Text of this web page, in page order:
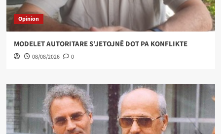
Opinion
MODELET AUTORITARE S’JETOJNË DOT PA KONFLIKTE
08/08/2026 0